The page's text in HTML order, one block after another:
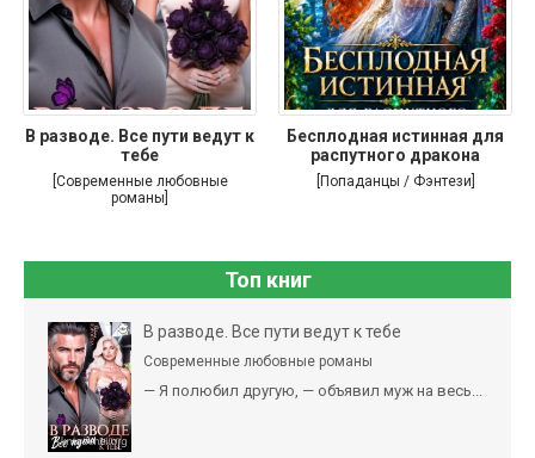
В разводе. Все пути ведут к
тебе
[Современные любовные
романы]
Бесплодная истинная для
распутного дракона
[Попаданцы / Фэнтези]
Топ книг
В разводе. Все пути ведут к тебе
Современные любовные романы
— Я полюбил другую, — объявил муж на весь...